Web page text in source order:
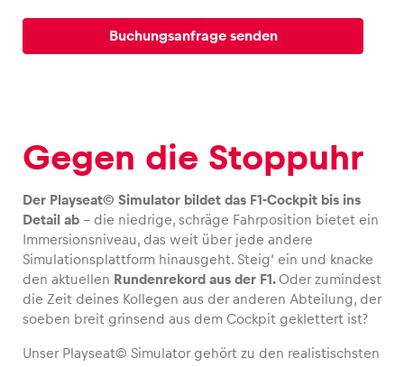
Erlebnisse
Alle anzeigen
Seiten
Alle anzeigen
Buchungsanfrage senden
Gegen die Stoppuhr
Der Playseat© Simulator bildet das F1-Cockpit bis ins
Detail ab – die niedrige, schräge Fahrposition bietet ein
Immersionsniveau, das weit über jede andere
Simulationsplattform hinausgeht. Steig‘ ein und knacke
den aktuellen Rundenrekord aus der F1. Oder zumindest
die Zeit deines Kollegen aus der anderen Abteilung, der
soeben breit grinsend aus dem Cockpit geklettert ist?
Unser Playseat© Simulator gehört zu den realistischsten